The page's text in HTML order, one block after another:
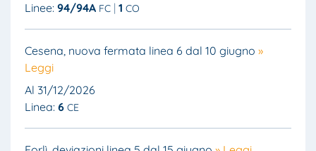
Linee: 94/94A FC 1 CO
Cesena, nuova fermata linea 6 dal 10 giugno »
Leggi
Al 31/12/2026
Linea: 6 CE